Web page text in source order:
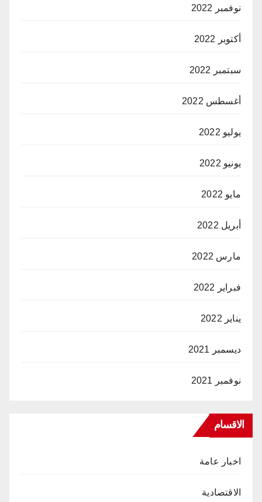
نوفمبر 2022
أكتوبر 2022
سبتمبر 2022
أغسطس 2022
يوليو 2022
يونيو 2022
مايو 2022
أبريل 2022
مارس 2022
فبراير 2022
يناير 2022
ديسمبر 2021
نوفمبر 2021
الاقسام
اخبار عامة
الاقتصادية